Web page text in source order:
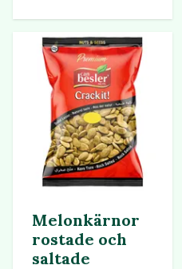
Melonkärnor
rostade och
saltade